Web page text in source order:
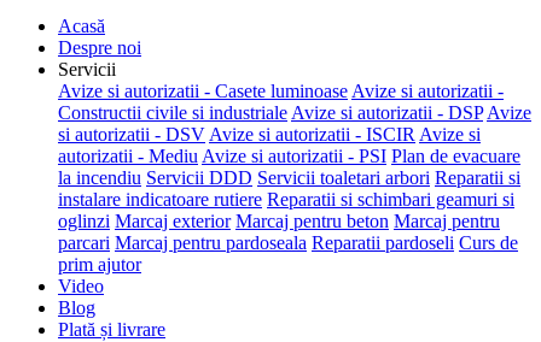
Acasă
Despre noi
Servicii
Avize si autorizatii - Casete luminoase Avize si autorizatii -
Constructii civile si industriale Avize si autorizatii - DSP Avize
si autorizatii - DSV Avize si autorizatii - ISCIR Avize si
autorizatii - Mediu Avize si autorizatii - PSI Plan de evacuare
la incendiu Servicii DDD Servicii toaletari arbori Reparatii si
instalare indicatoare rutiere Reparatii si schimbari geamuri si
oglinzi Marcaj exterior Marcaj pentru beton Marcaj pentru
parcari Marcaj pentru pardoseala Reparatii pardoseli Curs de
prim ajutor
Video
Blog
Plată și livrare